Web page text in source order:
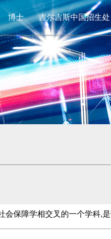
博士 吉尔吉斯中国招生处
保障学相交叉的一个学科,